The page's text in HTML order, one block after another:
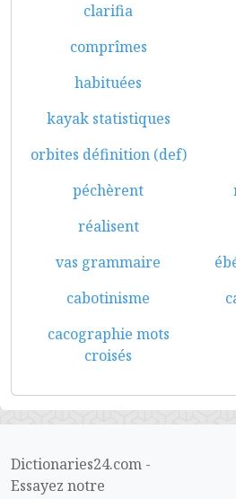
clarifia
comprîmes
habituées
kayak statistiques
orbites définition (def)
péchèrent
réalisent
vas grammaire
cabotinisme
cacographie mots
croisés
Dictionaries24.com -
Essayez notre